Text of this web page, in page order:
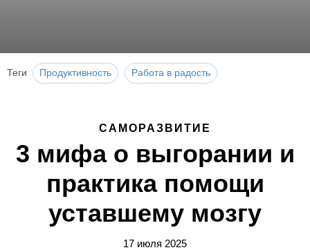
Теги Продуктивность Работа в радость
САМОРАЗВИТИЕ
3 мифа о выгорании и
практика помощи
уставшему мозгу
17 июля 2025